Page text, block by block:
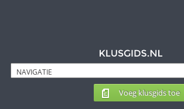
Voeg klusgids toe